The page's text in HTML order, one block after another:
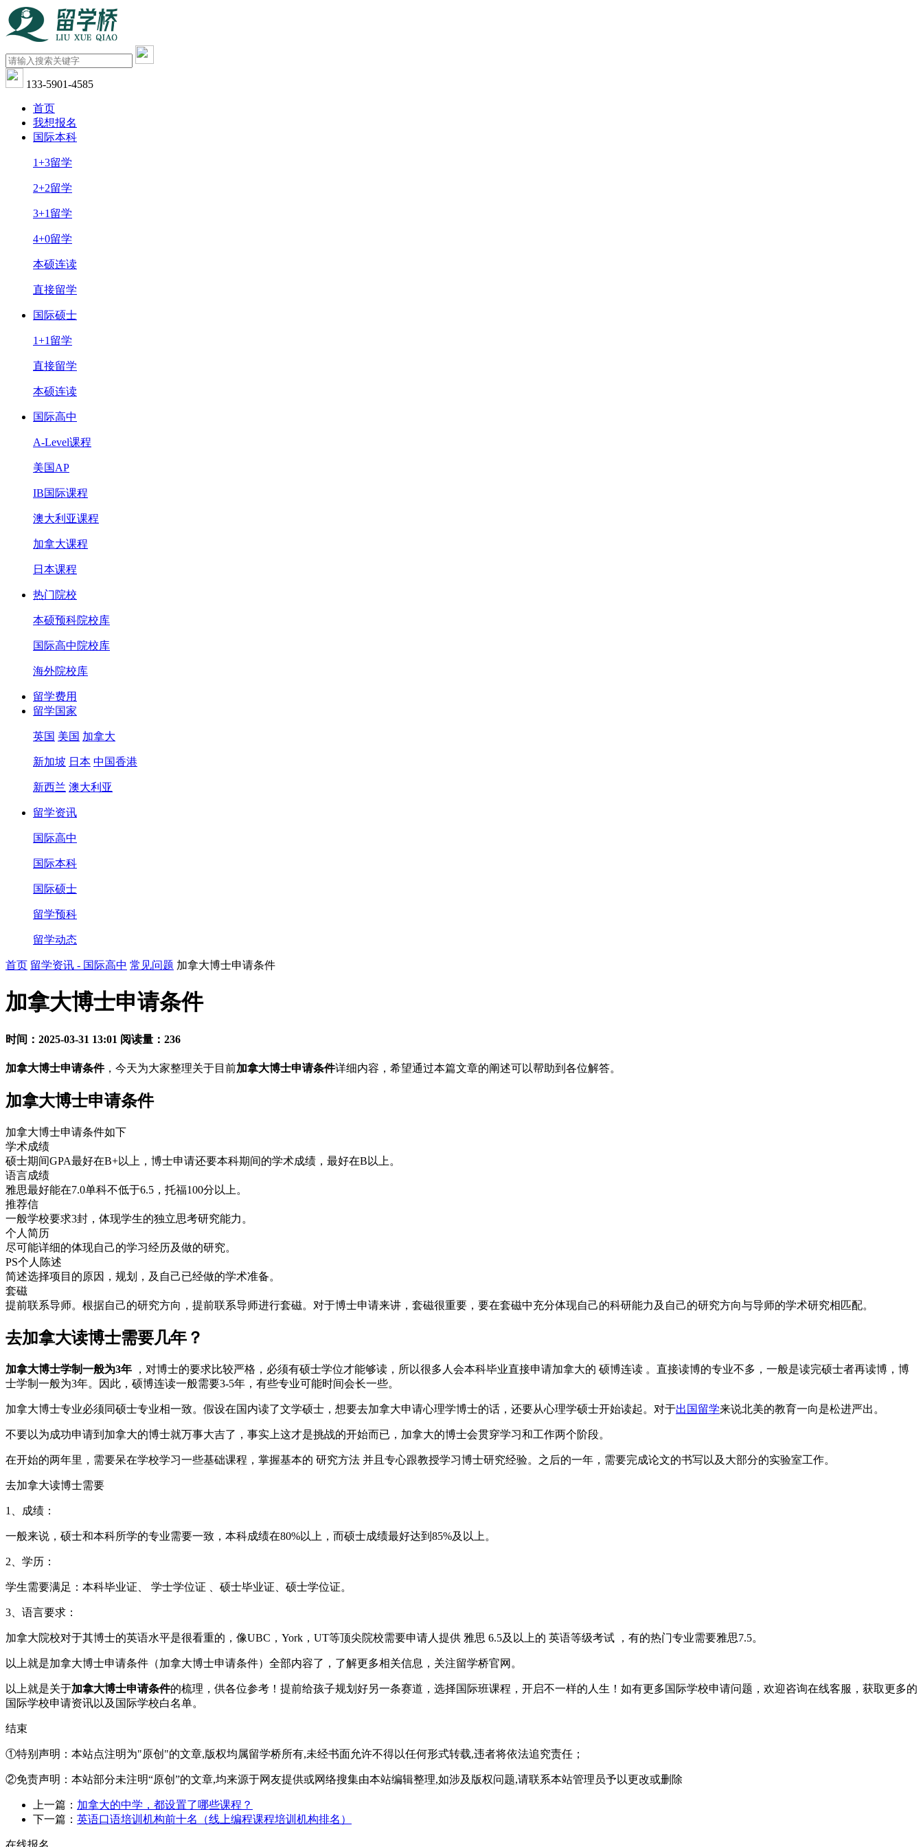
133-5901-4585
首页
我想报名
国际本科
1+3留学
2+2留学
3+1留学
4+0留学
本硕连读
直接留学
国际硕士
1+1留学
直接留学
本硕连读
国际高中
A-Level课程
美国AP
IB国际课程
澳大利亚课程
加拿大课程
日本课程
热门院校
本硕预科院校库
国际高中院校库
海外院校库
留学费用
留学国家
英国 美国 加拿大
新加坡 日本 中国香港
新西兰 澳大利亚
留学资讯
国际高中
国际本科
国际硕士
留学预科
留学动态
首页 留学资讯 - 国际高中 常见问题 加拿大博士申请条件
加拿大博士申请条件
时间：2025-03-31 13:01 阅读量：236
加拿大博士申请条件，今天为大家整理关于目前加拿大博士申请条件详细内容，希望通过本篇文章的阐述可以帮助到各位解答。
加拿大博士申请条件
加拿大博士申请条件如下
学术成绩
硕士期间GPA最好在B+以上，博士申请还要本科期间的学术成绩，最好在B以上。
语言成绩
雅思最好能在7.0单科不低于6.5，托福100分以上。
推荐信
一般学校要求3封，体现学生的独立思考研究能力。
个人简历
尽可能详细的体现自己的学习经历及做的研究。
PS个人陈述
简述选择项目的原因，规划，及自己已经做的学术准备。
套磁
提前联系导师。根据自己的研究方向，提前联系导师进行套磁。对于博士申请来讲，套磁很重要，要在套磁中充分体现自己的科研能力及自己的研究方向与导师的学术研究相匹配。
去加拿大读博士需要几年？
加拿大博士学制一般为3年
，对博士的要求比较严格，必须有硕士学位才能够读，所以很多人会本科毕业直接申请加拿大的 硕博连读 。直接读博的专业不多，一般是读完硕士者再读博，博
士学制一般为3年。因此，硕博连读一般需要3-5年，有些专业可能时间会长一些。
加拿大博士专业必须同硕士专业相一致。假设在国内读了文学硕士，想要去加拿大申请心理学博士的话，还要从心理学硕士开始读起。对于出国留学来说北美的教育一向是松进严出。
不要以为成功申请到加拿大的博士就万事大吉了，事实上这才是挑战的开始而已，加拿大的博士会贯穿学习和工作两个阶段。
在开始的两年里，需要呆在学校学习一些基础课程，掌握基本的 研究方法 并且专心跟教授学习博士研究经验。之后的一年，需要完成论文的书写以及大部分的实验室工作。
去加拿大读博士需要
1、成绩：
一般来说，硕士和本科所学的专业需要一致，本科成绩在80%以上，而硕士成绩最好达到85%及以上。
2、学历：
学生需要满足：本科毕业证、 学士学位证 、硕士毕业证、硕士学位证。
3、语言要求：
加拿大院校对于其博士的英语水平是很看重的，像UBC，York，UT等顶尖院校需要申请人提供 雅思 6.5及以上的 英语等级考试 ，有的热门专业需要雅思7.5。
以上就是加拿大博士申请条件（加拿大博士申请条件）全部内容了，了解更多相关信息，关注留学桥官网。
以上就是关于加拿大博士申请条件的梳理，供各位参考！提前给孩子规划好另一条赛道，选择国际班课程，开启不一样的人生！如有更多国际学校申请问题，欢迎咨询在线客服 ，获取更多的
国际学校申请资讯以及国际学校白名单。
结束
①特别声明：本站点注明为"原创"的文章,版权均属留学桥所有,未经书面允许不得以任何形式转载,违者将依法追究责任；
②免责声明：本站部分未注明“原创”的文章,均来源于网友提供或网络搜集由本站编辑整理,如涉及版权问题,请联系本站管理员予以更改或删除
上一篇： 加拿大的中学，都设置了哪些课程？
下一篇： 英语口语培训机构前十名（线上编程课程培训机构排名）
在线报名